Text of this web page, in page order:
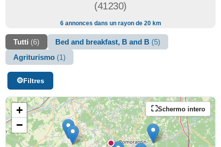
(41230)
6 annonces dans un rayon de 20 km
Tutti (6) Bed and breakfast, B and B (5)
Agriturismo (1)
Filtres
Schermo intero
+
−